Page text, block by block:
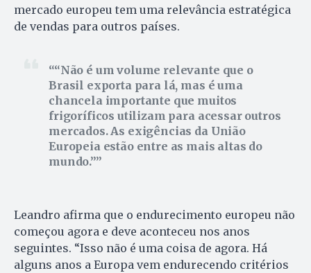
mercado europeu tem uma relevância estratégica
de vendas para outros países.
“Não é um volume relevante que o
Brasil exporta para lá, mas é uma
chancela importante que muitos
frigoríficos utilizam para acessar outros
mercados. As exigências da União
Europeia estão entre as mais altas do
mundo.”
Leandro afirma que o endurecimento europeu não
começou agora e deve aconteceu nos anos
seguintes. “Isso não é uma coisa de agora. Há
alguns anos a Europa vem endurecendo critérios